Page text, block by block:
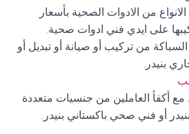
من الادوات الصحية بأسعار
على ايدي فني ادوات صحية.
من تركيب أو صيانة أو تبديل أو
بنيدر.
أكفأ العاملين من جنسيات متعددة
أو فني صحي باكستاني بنيدر.